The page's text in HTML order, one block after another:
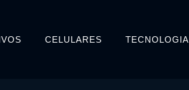
CELULARES TECNOLOGIA